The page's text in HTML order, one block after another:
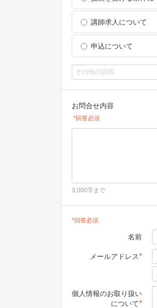
講師求人について
申込について
お問合せ内容
*回答必須
3,000字まで
*回答必須
名前
メールアドレス*
個人情報のお取り扱い
について*